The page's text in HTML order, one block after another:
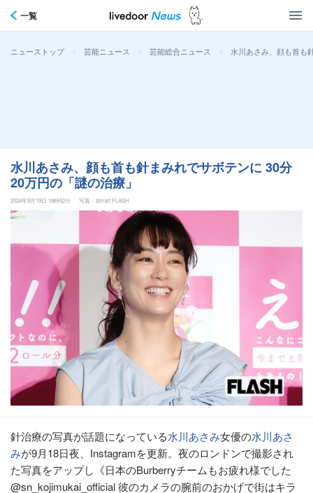
一覧
ニューストップ > 芸能ニュース > 芸能総合ニュース > 水川あさみ、顔も首も
水川あさみ、顔も首も針まみれでサボテンに 30分
20万円の「謎の治療」
2024年9月19日 18時52分 写真：Smart FLASH
針治療の写真が話題になっている水川あさみ女優の水川あさ
みが9月18日夜、Instagramを更新。夜のロンドンで撮影され
た写真をアップし《日本のBurberryチームもお疲れ様でした
@sn_kojimukai_official 彼のカメラの腕前のおかげで街はキラ